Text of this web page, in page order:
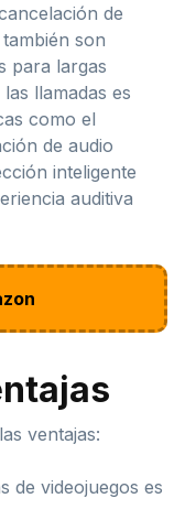
de
son
para largas
llamadas es
como el
de audio
inteligente
auditiva
ventajas:
de videojuegos es